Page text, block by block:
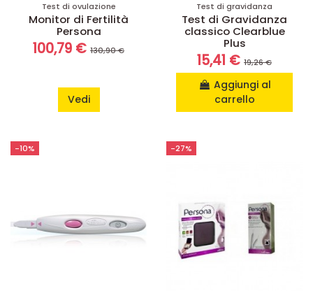
Test di ovulazione
Monitor di Fertilità
Persona
100,79 € 130,90 €
Vedi
Test di gravidanza
Test di Gravidanza
classico Clearblue
Plus
15,41 € 19,26 €
Aggiungi al
carrello
-10% -27%